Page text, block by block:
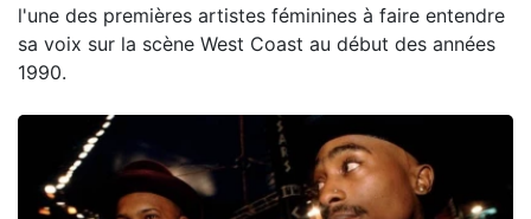
l'une des premières artistes féminines à faire entendre
sa voix sur la scène West Coast au début des années
1990.